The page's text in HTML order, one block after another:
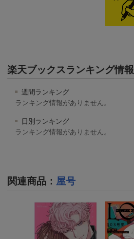
楽天ブックスランキング情報
週間ランキング
ランキング情報がありません。
日別ランキング
ランキング情報がありません。
関連商品 ： 屋号